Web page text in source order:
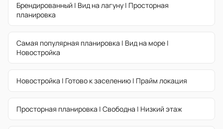
Брендированный | Вид на лагуну | Просторная
планировка
Самая популярная планировка | Вид на море |
Новостройка
Новостройка | Готово к заселению | Прайм локация
Просторная планировка | Свободна | Низкий этаж